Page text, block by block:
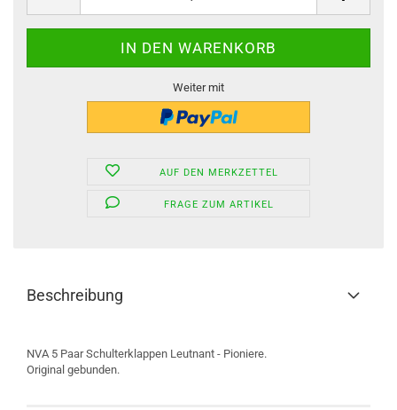
Weiter mit
AUF DEN MERKZETTEL
FRAGE ZUM ARTIKEL
Beschreibung
NVA 5 Paar Schulterklappen Leutnant - Pioniere.
Original gebunden.